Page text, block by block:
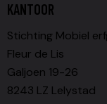
KANTOOR
Stichting Mobiel
Fleur de Lis
Galjoen 19-26
8243 LZ Lelystad